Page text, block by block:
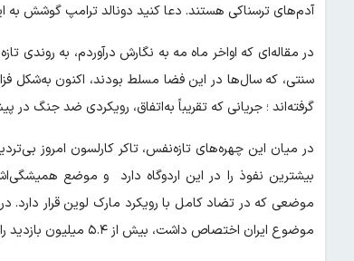
آدم‌های ترسناکی هستند. دعا کنید دونالد ترامپ گوشش به
در مقاله‌ای که اواخر ماه مه به نگارش درآوردم، به روندی
سنتی، که سال‌ها در این فضا مسلط بودند، اکنون به‌شکل
گرفته‌اند ؛ جریانی که تقریباً به‌اتفاق، رویکردی ضد جنگ در
در میان این چهره‌های تازه‌نفس، تاکر کارلسون امروز
بیشترین نفوذ را در این اردوگاه دارد و موضع
موضعی که در تضاد کامل با رویکرد مارک لوین قرار
موضوع ایران اختصاص داشت، بیش از ۵.۴ میلیون بازدید را به ثبت رسانده است.